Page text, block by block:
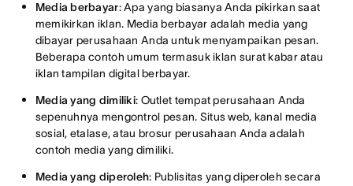
Media berbayar: Apa yang biasanya Anda pikirkan saat
memikirkan iklan. Media berbayar adalah media yang
dibayar perusahaan Anda untuk menyampaikan pesan.
Beberapa contoh umum termasuk iklan surat kabar atau
iklan tampilan digital berbayar.
Media yang dimiliki: Outlet tempat perusahaan Anda
sepenuhnya mengontrol pesan. Situs web, kanal media
sosial, etalase, atau brosur perusahaan Anda adalah
contoh media yang dimiliki.
Media yang diperoleh: Publisitas yang diperoleh secara